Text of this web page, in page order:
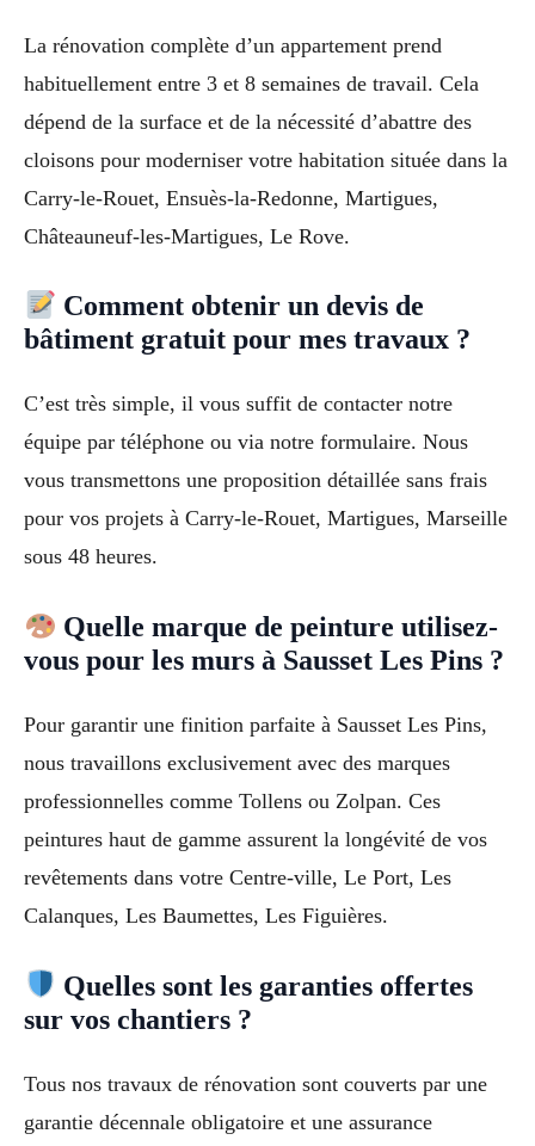
La rénovation complète d’un appartement prend
habituellement entre 3 et 8 semaines de travail. Cela
dépend de la surface et de la nécessité d’abattre des
cloisons pour moderniser votre habitation située dans la
Carry-le-Rouet, Ensuès-la-Redonne, Martigues,
Châteauneuf-les-Martigues, Le Rove.
Comment obtenir un devis de
bâtiment gratuit pour mes travaux ?
C’est très simple, il vous suffit de contacter notre
équipe par téléphone ou via notre formulaire. Nous
vous transmettons une proposition détaillée sans frais
pour vos projets à Carry-le-Rouet, Martigues, Marseille
sous 48 heures.
Quelle marque de peinture utilisez-
vous pour les murs à Sausset Les Pins ?
Pour garantir une finition parfaite à Sausset Les Pins,
nous travaillons exclusivement avec des marques
professionnelles comme Tollens ou Zolpan. Ces
peintures haut de gamme assurent la longévité de vos
revêtements dans votre Centre-ville, Le Port, Les
Calanques, Les Baumettes, Les Figuières.
Quelles sont les garanties offertes
sur vos chantiers ?
Tous nos travaux de rénovation sont couverts par une
garantie décennale obligatoire et une assurance